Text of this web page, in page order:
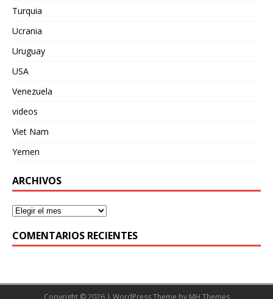
Turquia
Ucrania
Uruguay
USA
Venezuela
videos
Viet Nam
Yemen
ARCHIVOS
COMENTARIOS RECIENTES